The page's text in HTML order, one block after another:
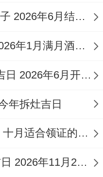
造车器，祭祀、祈
道日，仍然被认
达96分。
至前夕；也是一个
，岁煞东；蛇日冲
2026年六月份结婚好日子 2026年6月结婚好吗
2026一月满月酒吉日 2026年1月满月酒吉日
2026年6月开业的黄道吉日 2026年6月开业黄道吉日查询
年拆灶吉日
十月份宜领证黄历2026 十月适合领证的好日子2026年
阳历2026年11月黄道吉日 2026年11月26日阳历黄道吉日